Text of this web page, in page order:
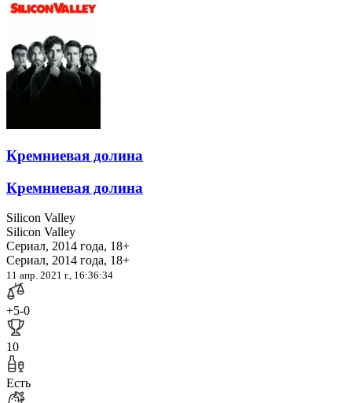
Кремниевая долина
Кремниевая долина
Silicon Valley
Silicon Valley
Сериал, 2014 года, 18+
Сериал, 2014 года, 18+
11 апр. 2021 г., 16:36:34
+5-0
10
Есть